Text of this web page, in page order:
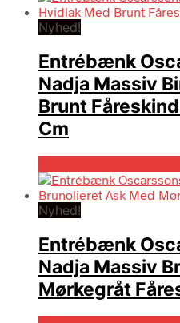
Nyhed!
Entrébænk
Nadja Massiv
Brunt
Cm
Nyhed!
Entrébænk
Nadja Massiv
Mørkegråt